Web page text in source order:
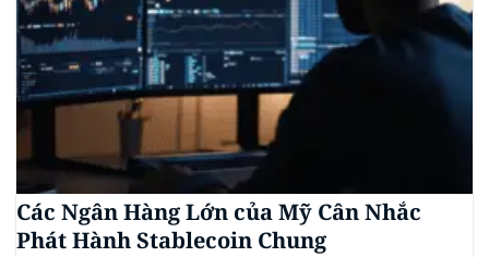
Các Ngân Hàng Lớn của Mỹ Cân Nhắc
Phát Hành Stablecoin Chung